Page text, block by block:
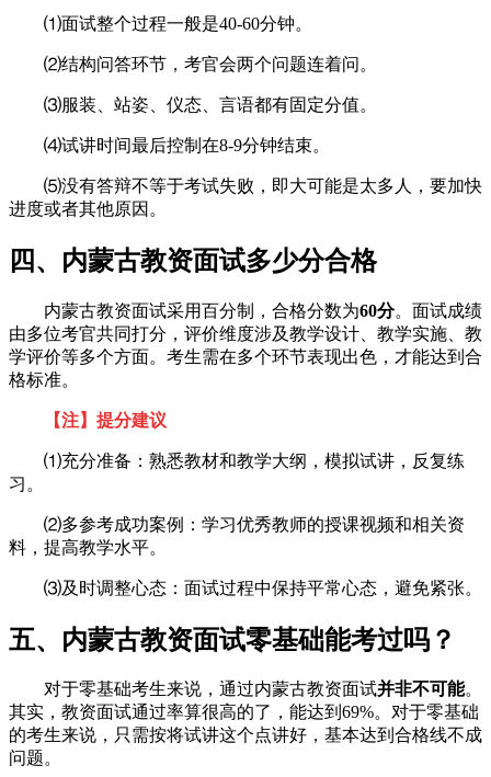
⑴面试整个过程一般是40-60分钟。
⑵结构问答环节，考官会两个问题连着问。
⑶服装、站姿、仪态、言语都有固定分值。
⑷试讲时间最后控制在8-9分钟结束。
⑸没有答辩不等于考试失败，即大可能是太多人，要加快
进度或者其他原因。
四、内蒙古教资面试多少分合格
内蒙古教资面试采用百分制，合格分数为60分。面试成绩
由多位考官共同打分，评价维度涉及教学设计、教学实施、教
学评价等多个方面。考生需在多个环节表现出色，才能达到合
格标准。
【注】提分建议
⑴充分准备：熟悉教材和教学大纲，模拟试讲，反复练
习。
⑵多参考成功案例：学习优秀教师的授课视频和相关资
料，提高教学水平。
⑶及时调整心态：面试过程中保持平常心态，避免紧张。
五、内蒙古教资面试零基础能考过吗？
对于零基础考生来说，通过内蒙古教资面试并非不可能。
其实，教资面试通过率算很高的了，能达到69%。对于零基础
的考生来说，只需按将试讲这个点讲好，基本达到合格线不成
问题。